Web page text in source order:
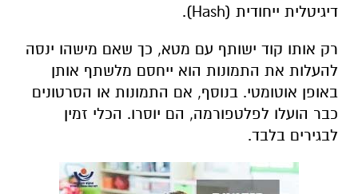
דיגיטלית ייחודית (Hash).
רק אותו קוד ישותף עם מטא, כך שאם מישהו ינסה
להעלות את התמונות הוא ייחסם מלשתף אותן
באופן אוטומטי. בנוסף, אם התמונות או הסרטונים
כבר הועלו לפלטפורמה, הם יוסרו. הכלי זמין
לבגירים בלבד.